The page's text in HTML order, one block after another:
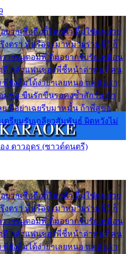
ยากเชื่อถือก็ไม่กล้า ติ๋มใช่คนสวย
งตรา พี่หรือจะมาหมายร่วมชีวี ก็
วๆรุมตอมพี่ ติ๋มอยากรับรักเหมือน
ดี กลัวแฟนของพี่ชี้หน้าด่าทอ ก็คน
ยังลืมได้ง่ายๆเลยหนอ แค่ตัวเรา
มซ่อ ขืนรักขืนรอคงช้ำสักวัน ถ้า
ย พี่อย่าเฉยรีบมาหมั้น ถ้าพี่สู่ขอ
ตรียมรับเกลียวสัมพันธ์ ผิดหวังไม่
ง ดาวอุดร (ซาวด์ดนตรี)
ยากเชื่อถือก็ไม่กล้า ติ๋มใช่คนสวย
งตรา พี่หรือจะมาหมายร่วมชีวี ก็
วๆรุมตอมพี่ ติ๋มอยากรับรักเหมือน
ดี กลัวแฟนของพี่ชี้หน้าด่าทอ ก็คน
ยังลืมได้ง่ายๆเลยหนอ แค่ตัวเรา